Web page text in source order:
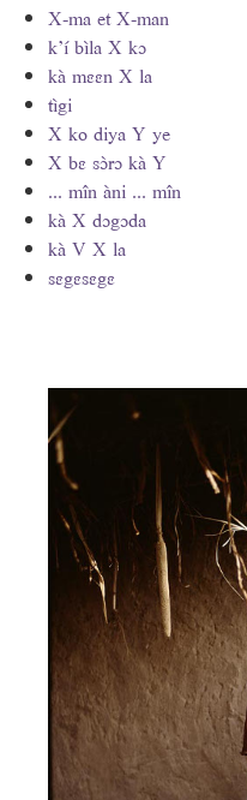
X-ma et X-man
k’í bìla X kɔ
kà mɛɛn X la
tìgi
X ko diya Y ye
X bɛ sɔ̀rɔ kà Y
... mîn àni ... mîn
kà X dɔgɔda
kà V X la
sɛgɛsɛgɛ